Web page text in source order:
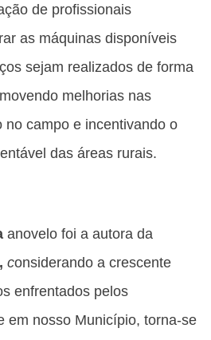
de profissionais
as máquinas disponíveis
sejam realizados de forma
melhorias nas
no campo e incentivando o
das áreas rurais.
anovelo foi a autora da
considerando a crescente
enfrentados pelos
em nosso Município, torna-se